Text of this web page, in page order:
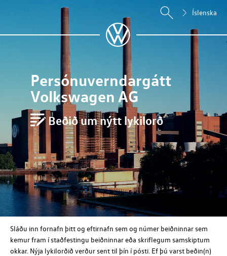
Íslenska
Persónuverndargátt
Volkswagen AG
Beðið um nýtt lykilorð
Sláðu inn fornafn þitt og eftirnafn sem og númer beiðninnar sem
kemur fram í staðfestingu beiðninnar eða skriflegum samskiptum
okkar. Nýja lykilorðið verður sent til þín í pósti. Ef þú varst beðin(n)